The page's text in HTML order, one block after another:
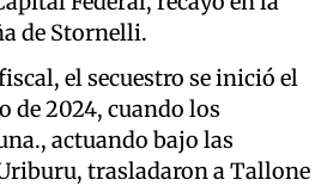
de Stornelli.
el secuestro se inició el
de 2024, cuando los
actuando bajo las
trasladaron a Tallone